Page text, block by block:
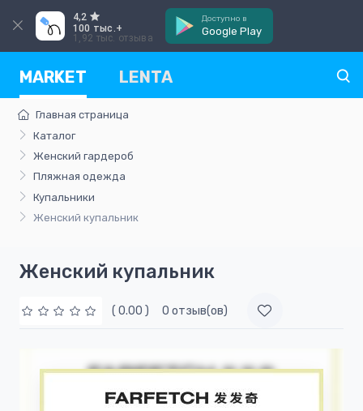
4,2
100 тыс.+
1,92 тыс. отзыва
Доступно в
Google Play
MARKET LENTA
Главная страница
Каталог
Женский гардероб
Пляжная одежда
Купальники
Женский купальник
Женский купальник
( 0.00 ) 0 отзыв(ов)